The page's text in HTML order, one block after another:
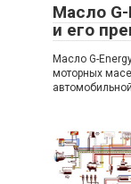
Масло
и его
Масло G-
моторных
автомобильной